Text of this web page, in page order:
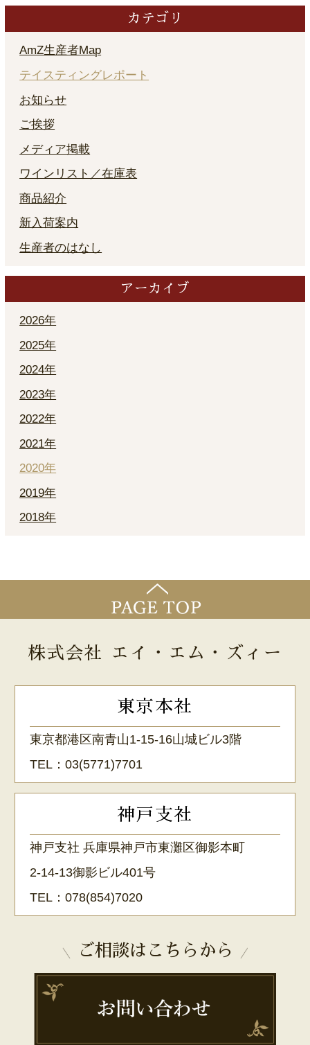
カテゴリ
AmZ生産者Map
テイスティングレポート
お知らせ
ご挨拶
メディア掲載
ワインリスト／在庫表
商品紹介
新入荷案内
生産者のはなし
アーカイブ
2026年
2025年
2024年
2023年
2022年
2021年
2020年
2019年
2018年
株式会社 エイ・エム・ズィー
東京本社
東京都港区南青山1-15-16山城ビル3階
TEL：03(5771)7701
神戸支社
神戸支社 兵庫県神戸市東灘区御影本町
2-14-13御影ビル401号
TEL：078(854)7020
ご相談はこちらから